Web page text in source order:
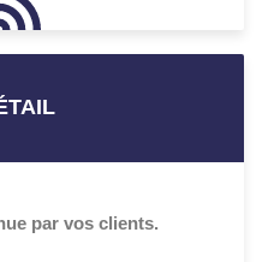
par vos clients.